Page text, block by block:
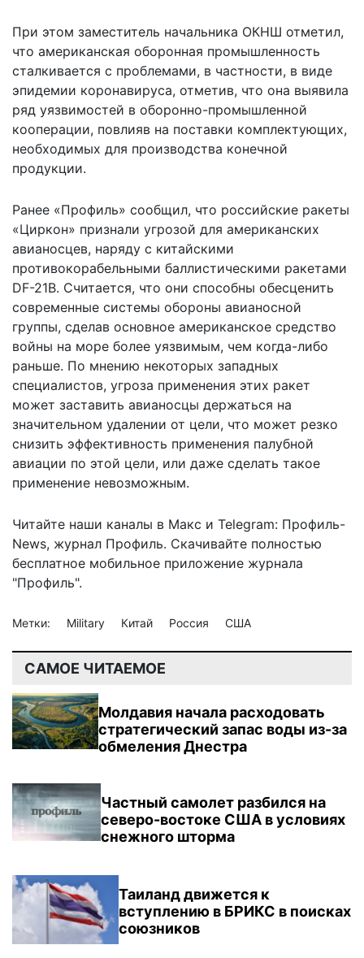
При этом заместитель начальника ОКНШ отметил,
что американская оборонная промышленность
сталкивается с проблемами, в частности, в виде
эпидемии коронавируса, отметив, что она выявила
ряд уязвимостей в оборонно-промышленной
кооперации, повлияв на поставки комплектующих,
необходимых для производства конечной
продукции.
Ранее «Профиль» сообщил, что российские ракеты
«Циркон» признали угрозой для американских
авианосцев, наряду с китайскими
противокорабельными баллистическими ракетами
DF-21B. Считается, что они способны обесценить
современные системы обороны авианосной
группы, сделав основное американское средство
войны на море более уязвимым, чем когда-либо
раньше. По мнению некоторых западных
специалистов, угроза применения этих ракет
может заставить авианосцы держаться на
значительном удалении от цели, что может резко
снизить эффективность применения палубной
авиации по этой цели, или даже сделать такое
применение невозможным.
Читайте наши каналы в Макс и Telegram: Профиль-
News, журнал Профиль. Скачивайте полностью
бесплатное мобильное приложение журнала
"Профиль".
Метки: Military Китай Россия США
САМОЕ ЧИТАЕМОЕ
Молдавия начала расходовать
стратегический запас воды из-за
обмеления Днестра
Частный самолет разбился на
северо-востоке США в условиях
снежного шторма
Таиланд движется к
вступлению в БРИКС в поисках
союзников